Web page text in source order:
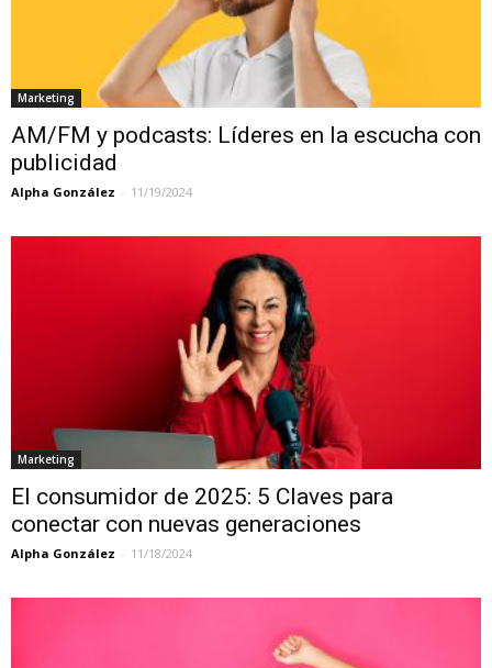
Marketing
AM/FM y podcasts: Líderes en la escucha con
publicidad
Alpha González - 11/19/2024
Marketing
El consumidor de 2025: 5 Claves para
conectar con nuevas generaciones
Alpha González - 11/18/2024